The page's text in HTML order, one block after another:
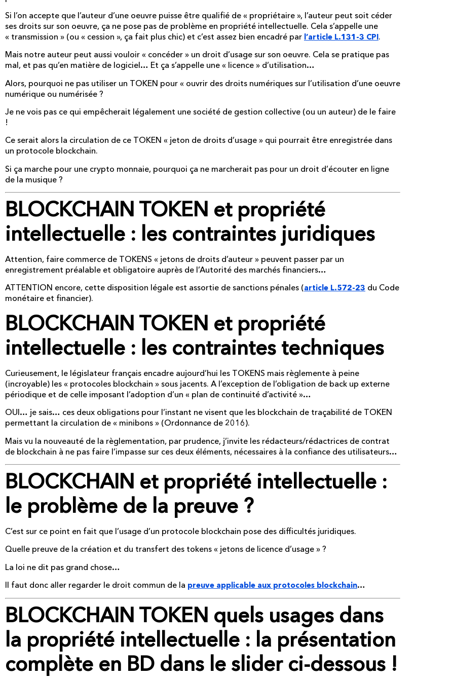
Si l’on accepte que l’auteur d’une oeuvre puisse être qualifié de « propriétaire », l’auteur peut soit céder
ses droits sur son oeuvre, ça ne pose pas de problème en propriété intellectuelle. Cela s’appelle une
« transmission » (ou « cession », ça fait plus chic) et c’est assez bien encadré par l’article L.131-3 CPI.
Mais notre auteur peut aussi vouloir « concéder » un droit d’usage sur son oeuvre. Cela se pratique pas
mal, et pas qu’en matière de logiciel… Et ça s’appelle une « licence » d’utilisation…
Alors, pourquoi ne pas utiliser un TOKEN pour « ouvrir des droits numériques sur l’utilisation d’une oeuvre
numérique ou numérisée ?
Je ne vois pas ce qui empêcherait légalement une société de gestion collective (ou un auteur) de le faire
!
Ce serait alors la circulation de ce TOKEN « jeton de droits d’usage » qui pourrait être enregistrée dans
un protocole blockchain.
Si ça marche pour une crypto monnaie, pourquoi ça ne marcherait pas pour un droit d’écouter en ligne
de la musique ?
BLOCKCHAIN TOKEN et propriété
intellectuelle : les contraintes juridiques
Attention, faire commerce de TOKENS « jetons de droits d’auteur » peuvent passer par un
enregistrement préalable et obligatoire auprès de l’Autorité des marchés financiers…
ATTENTION encore, cette disposition légale est assortie de sanctions pénales (article L.572-23 du Code
monétaire et financier).
BLOCKCHAIN TOKEN et propriété
intellectuelle : les contraintes techniques
Curieusement, le législateur français encadre aujourd’hui les TOKENS mais règlemente à peine
(incroyable) les « protocoles blockchain » sous jacents. A l’exception de l’obligation de back up externe
périodique et de celle imposant l’adoption d’un « plan de continuité d’activité »…
OUI… je sais… ces deux obligations pour l’instant ne visent que les blockchain de traçabilité de TOKEN
permettant la circulation de « minibons » (Ordonnance de 2016).
Mais vu la nouveauté de la règlementation, par prudence, j’invite les rédacteurs/rédactrices de contrat
de blockchain à ne pas faire l’impasse sur ces deux éléments, nécessaires à la confiance des utilisateurs…
BLOCKCHAIN et propriété intellectuelle :
le problème de la preuve ?
C’est sur ce point en fait que l’usage d’un protocole blockchain pose des difficultés juridiques.
Quelle preuve de la création et du transfert des tokens « jetons de licence d’usage » ?
La loi ne dit pas grand chose…
Il faut donc aller regarder le droit commun de la preuve applicable aux protocoles blockchain…
BLOCKCHAIN TOKEN quels usages dans
la propriété intellectuelle : la présentation
complète en BD dans le slider ci-dessous !